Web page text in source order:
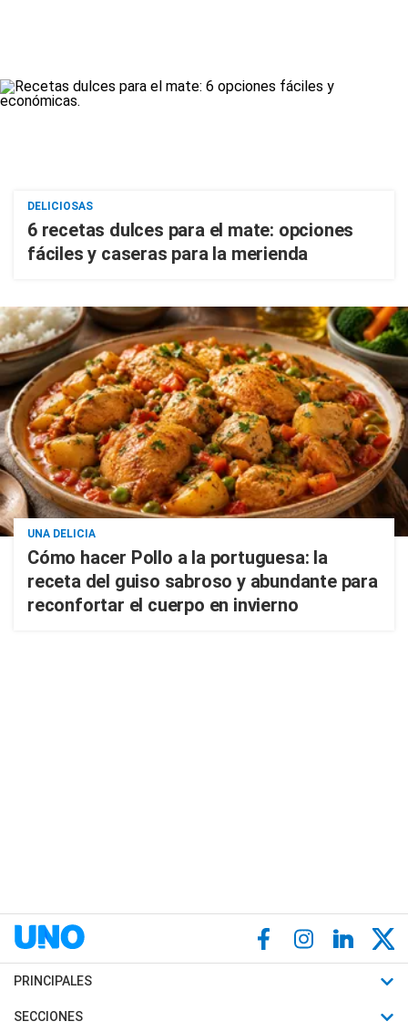
DELICIOSAS
6 recetas dulces para el mate: opciones
fáciles y caseras para la merienda
UNA DELICIA
Cómo hacer Pollo a la portuguesa: la
receta del guiso sabroso y abundante para
reconfortar el cuerpo en invierno
PRINCIPALES
Últimas Noticias
SECCIONES